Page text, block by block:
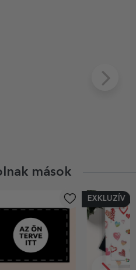
mások
EXKLUZÍV